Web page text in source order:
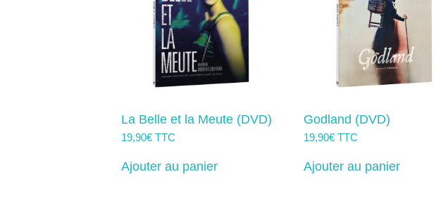
La Belle et la Meute (DVD)
19,90€ TTC
Ajouter au panier
Godland (DVD)
19,90€ TTC
Ajouter au panier